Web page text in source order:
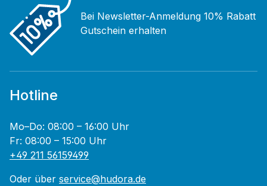
Bei Newsletter-Anmeldung 10% Rabatt
Gutschein erhalten
Hotline
Mo–Do: 08:00 – 16:00 Uhr
Fr: 08:00 – 15:00 Uhr
+49 211 56159499
Oder über service@hudora.de